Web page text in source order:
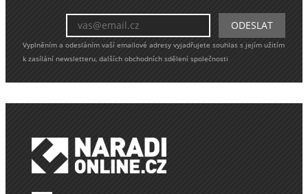
Vyplněním a odesláním vaší emailové adresy vyjadřujete souhlas s jejím užitím
k zasílání newsletteru, dalších obchodních sdělení společnosti